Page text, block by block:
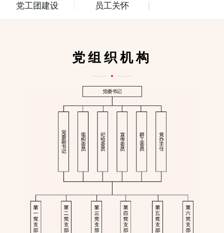
党工团建设 员工关怀
党组织机构